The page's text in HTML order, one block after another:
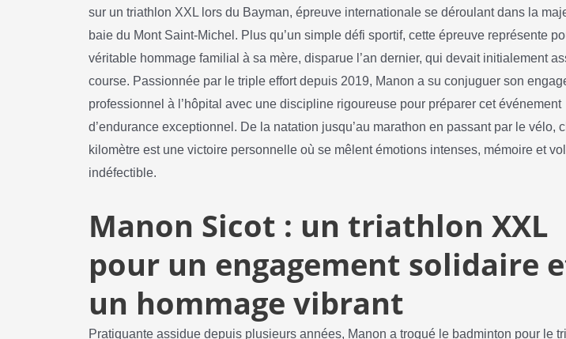
sur un triathlon XXL lors du Bayman, épreuve internationale se déroulant dans la
baie du Mont Saint-Michel. Plus qu’un simple défi sportif, cette épreuve représente
véritable hommage familial à sa mère, disparue l’an dernier, qui devait initialement
course. Passionnée par le triple effort depuis 2019, Manon a su conjuguer son
professionnel à l’hôpital avec une discipline rigoureuse pour préparer cet événement
d’endurance exceptionnel. De la natation jusqu’au marathon en passant par le vélo,
kilomètre est une victoire personnelle où se mêlent émotions intenses, mémoire et
indéfectible.
Manon Sicot : un triathlon XXL
pour un engagement solidaire
un hommage vibrant
Pratiquante assidue depuis plusieurs années, Manon a troqué le badminton pour le